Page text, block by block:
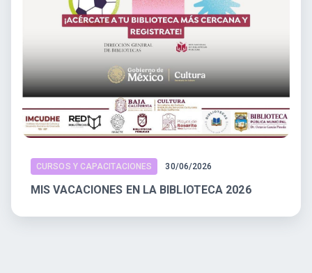
CURSOS Y CAPACITACIONES 30/06/2026
MIS VACACIONES EN LA BIBLIOTECA 2026